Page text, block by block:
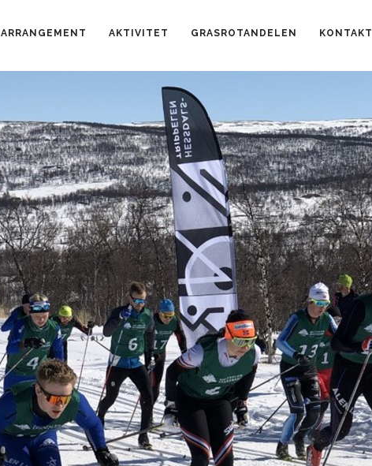
ARRANGEMENT AKTIVITET GRASROTANDELEN KONTAKT